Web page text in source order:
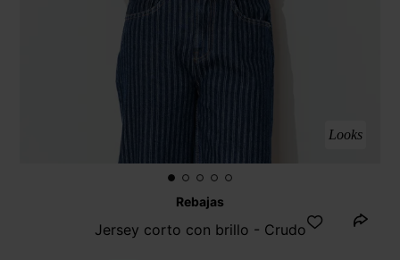
Looks
Rebajas
Jersey corto con brillo - Crudo